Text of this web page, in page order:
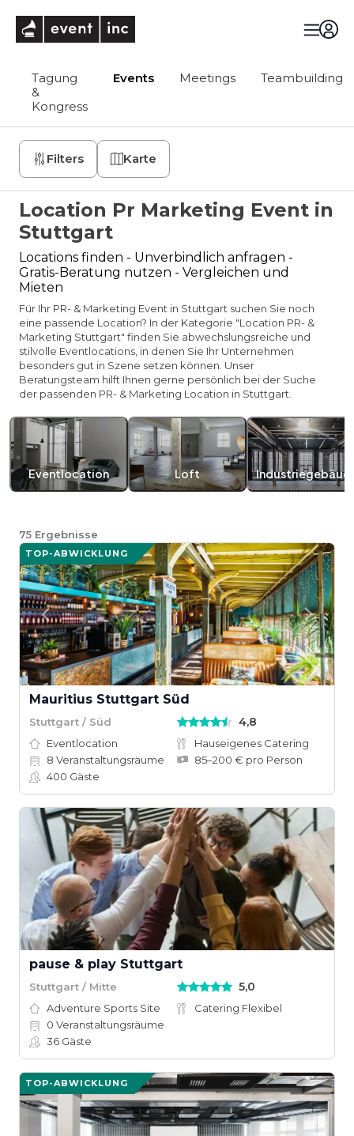
Tagung
&
Kongress
Events Meetings Teambuilding
Filters Karte
Location Pr Marketing Event in
Stuttgart
Locations finden - Unverbindlich anfragen -
Gratis-Beratung nutzen - Vergleichen und
Mieten
Für Ihr PR- & Marketing Event in Stuttgart suchen Sie noch
eine passende Location? In der Kategorie "Location PR- &
Marketing Stuttgart" finden Sie abwechslungsreiche und
stilvolle Eventlocations, in denen Sie Ihr Unternehmen
besonders gut in Szene setzen können. Unser
Beratungsteam hilft Ihnen gerne persönlich bei der Suche
der passenden PR- & Marketing Location in Stuttgart.
Eventlocation Loft
75 Ergebnisse
TOP-ABWICKLUNG
Mauritius Stuttgart Süd
Stuttgart / Süd 4,8
Eventlocation
Hauseigenes Catering
8 Veranstaltungsräume
85–200 € pro Person
400 Gäste
pause & play Stuttgart
Stuttgart / Mitte 5,0
Adventure Sports Site
Catering Flexibel
0 Veranstaltungsräume
36 Gäste
TOP-ABWICKLUNG